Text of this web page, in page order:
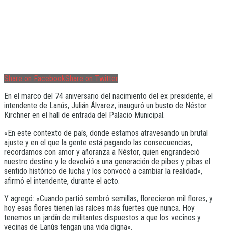
Share on FacebookShare on Twitter
En el marco del 74 aniversario del nacimiento del ex presidente, el
intendente de Lanús, Julián Álvarez, inauguró un busto de Néstor
Kirchner en el hall de entrada del Palacio Municipal.
«En este contexto de país, donde estamos atravesando un brutal
ajuste y en el que la gente está pagando las consecuencias,
recordamos con amor y añoranza a Néstor, quien engrandeció
nuestro destino y le devolvió a una generación de pibes y pibas el
sentido histórico de lucha y los convocó a cambiar la realidad»,
afirmó el intendente, durante el acto.
Y agregó: «Cuando partió sembró semillas, florecieron mil flores, y
hoy esas flores tienen las raíces más fuertes que nunca. Hoy
tenemos un jardín de militantes dispuestos a que los vecinos y
vecinas de Lanús tengan una vida digna».